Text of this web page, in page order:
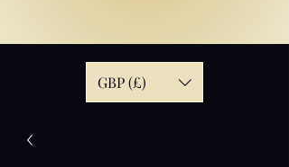
GBP (£)